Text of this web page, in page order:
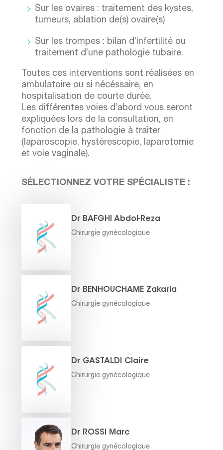
Sur les ovaires : traitement des kystes,
tumeurs, ablation de(s) ovaire(s)
Sur les trompes : bilan d’infertilité ou
traitement d’une pathologie tubaire.
Toutes ces interventions sont réalisées en
ambulatoire ou si nécéssaire, en
hospitalisation de courte durée.
Les différentes voies d’abord vous seront
expliquées lors de la consultation, en
fonction de la pathologie à traiter
(laparoscopie, hystérescopie, laparotomie
et voie vaginale).
SÉLECTIONNEZ VOTRE SPÉCIALISTE :
Dr BAFGHI Abdol-Reza
Chirurgie gynécologique
Dr BENHOUCHAME Zakaria
Chirurgie gynécologique
Dr GASTALDI Claire
Chirurgie gynécologique
Dr ROSSI Marc
Chirurgie gynécologique